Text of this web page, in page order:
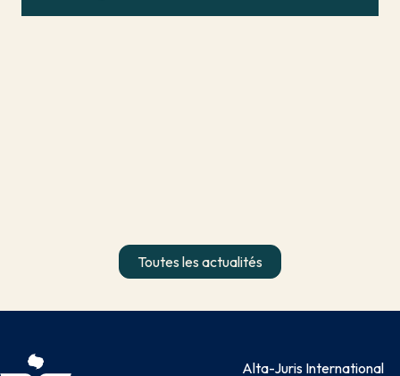
Toutes les actualités
Alta-Juris International